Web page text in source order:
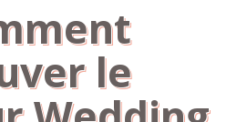
le